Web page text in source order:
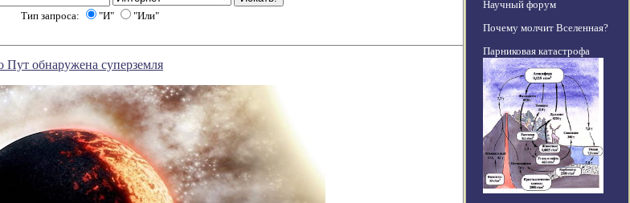
Тип запроса: "И" "Или"
Пут обнаружена суперземля
Научный форум
Почему молчит Вселенная?
Парниковая катастрофа